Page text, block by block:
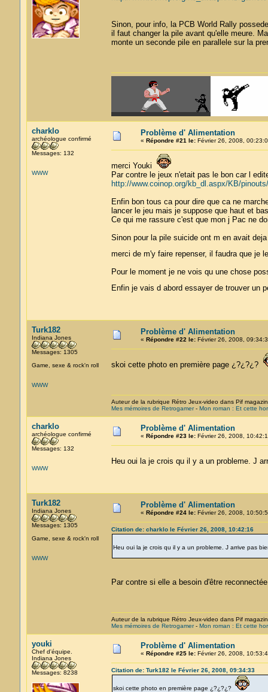
Sinon, pour info, la PCB World Rally
il faut changer la pile avant qu'elle meure.
monte un seconde pile en parallele sur la
charklo
archéologue confirmé
Messages: 132
WWW
Problème d' Alimentation
« Répondre #21 le:Février 26, 2008,
merci Youki
Par contre le jeux n'etait pas le bon car l
http://www.coinop.org/kb_dl.aspx/KB/
Enfin bon tous ca pour dire que ca ne
lancer le jeu mais je suppose que haut et
Ce qui me rassure c'est que mon j Pac ne
Sinon pour la pile suicide ont m en avait
merci de m'y faire repenser, il faudra que je
Pour le moment je ne vois qu une chose
Enfin je vais d abord essayer de trouver un
Turk182
Indiana Jones
Messages: 1305
Game, sexe & rock'n roll
WWW
Problème d' Alimentation
« Répondre #22 le:Février 26, 2008,
skoi cette photo en première page ¿?¿?¿?
Auteur de la rubrique Rétro Jeux-video dans Pif
Mes mémoires de Retrogamer- Mon roman : Et cette
charklo
archéologue confirmé
Messages: 132
WWW
Problème d' Alimentation
« Répondre #23 le:Février 26, 2008,
Heu oui la je crois qu il y a un probleme. J
Turk182
Indiana Jones
Messages: 1305
Game, sexe & rock'n roll
WWW
Problème d' Alimentation
« Répondre #24 le:Février 26, 2008,
Citation de: charklo le Février 26, 2008, 10:42:16
Heu oui la je crois qu il y a un probleme. J arrive pas
Par contre si elle a besoin d'être
Auteur de la rubrique Rétro Jeux-video dans Pif
Mes mémoires de Retrogamer- Mon roman : Et cette
youki
Chef d'équipe.
Indiana Jones
Messages: 8238
Problème d' Alimentation
« Répondre #25 le:Février 26, 2008,
Citation de: Turk182 le Février 26, 2008, 09:34:33
skoi cette photo en première page ¿?¿?¿?